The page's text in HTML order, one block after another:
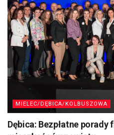
MIELEC/DĘBICA/KOLBUSZOWA
Dębica: Bezpłatne porady